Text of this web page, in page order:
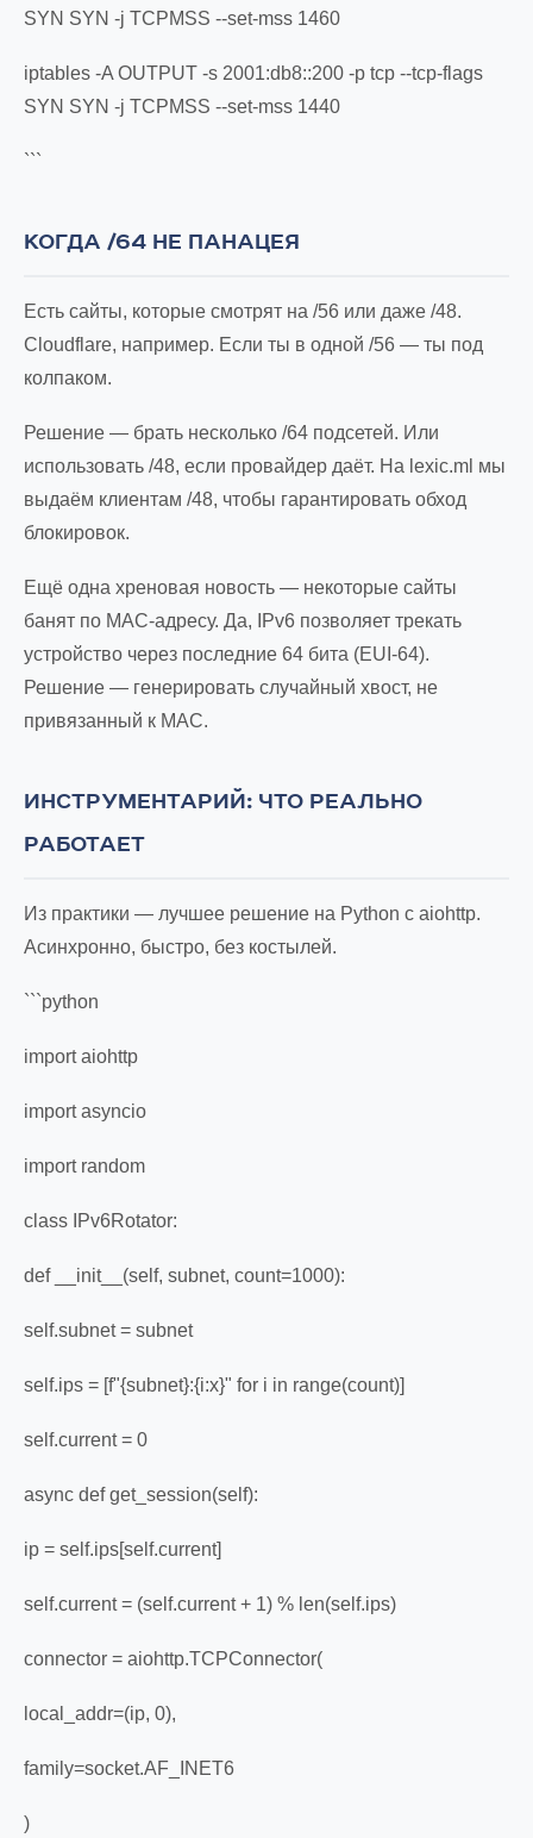
SYN SYN -j TCPMSS --set-mss 1460
iptables -A OUTPUT -s 2001:db8::200 -p tcp --tcp-flags
SYN SYN -j TCPMSS --set-mss 1440
```
КОГДА /64 НЕ ПАНАЦЕЯ
Есть сайты, которые смотрят на /56 или даже /48.
Cloudflare, например. Если ты в одной /56 — ты под
колпаком.
Решение — брать несколько /64 подсетей. Или
использовать /48, если провайдер даёт. На lexic.ml мы
выдаём клиентам /48, чтобы гарантировать обход
блокировок.
Ещё одна хреновая новость — некоторые сайты
банят по MAC-адресу. Да, IPv6 позволяет трекать
устройство через последние 64 бита (EUI-64).
Решение — генерировать случайный хвост, не
привязанный к MAC.
ИНСТРУМЕНТАРИЙ: ЧТО РЕАЛЬНО
РАБОТАЕТ
Из практики — лучшее решение на Python с aiohttp.
Асинхронно, быстро, без костылей.
```python
import aiohttp
import asyncio
import random
class IPv6Rotator:
def __init__(self, subnet, count=1000):
self.subnet = subnet
self.ips = [f"{subnet}:{i:x}" for i in range(count)]
self.current = 0
async def get_session(self):
ip = self.ips[self.current]
self.current = (self.current + 1) % len(self.ips)
connector = aiohttp.TCPConnector(
local_addr=(ip, 0),
family=socket.AF_INET6
)